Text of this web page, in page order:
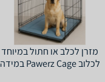
מזרן לכלב או חתול במיוחד
לכלוב Pawerz Cage במידה